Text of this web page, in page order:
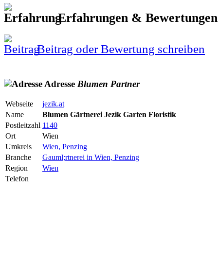
Erfahrungen &
Beitrag oder Bewertung schreiben
Adresse Blumen Partner
Webseite
jezik.at
Name
Blumen Gärtnerei Jezik Garten Floristik
Postleitzahl 1140
Ort
Wien
Umkreis
Wien, Penzing
Branche
Gauml;rtnerei in Wien, Penzing
Region
Wien
Telefon